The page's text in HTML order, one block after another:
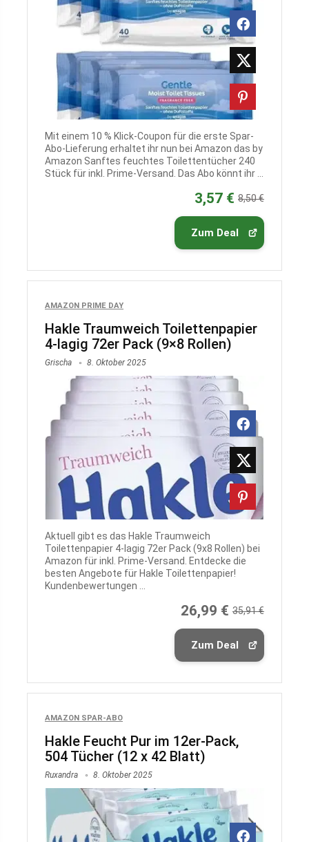
Mit einem 10 % Klick-Coupon für die erste Spar-
Abo-Lieferung erhaltet ihr nun bei Amazon das by
Amazon Sanftes feuchtes Toilettentücher 240
Stück für inkl. Prime-Versand. Das Abo könnt ihr ...
3,57 € 8,50 €
Zum Deal
AMAZON PRIME DAY
Hakle Traumweich Toilettenpapier
4-lagig 72er Pack (9×8 Rollen)
Grischa 8. Oktober 2025
Aktuell gibt es das Hakle Traumweich
Toilettenpapier 4-lagig 72er Pack (9x8 Rollen) bei
Amazon für inkl. Prime-Versand. Entdecke die
besten Angebote für Hakle Toilettenpapier!
Kundenbewertungen ...
26,99 € 35,91 €
Zum Deal
AMAZON SPAR-ABO
Hakle Feucht Pur im 12er-Pack,
504 Tücher (12 x 42 Blatt)
Ruxandra 8. Oktober 2025